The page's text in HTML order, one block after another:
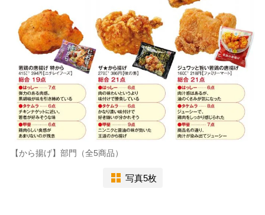
【から揚げ】部門（全5商品）
写真5枚